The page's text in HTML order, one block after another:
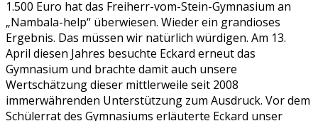
1.500 Euro hat das Freiherr-vom-Stein-Gymnasium an
„Nambala-help“ überwiesen. Wieder ein grandioses
Ergebnis. Das müssen wir natürlich würdigen. Am 13.
April diesen Jahres besuchte Eckard erneut das
Gymnasium und brachte damit auch unsere
Wertschätzung dieser mittlerweile seit 2008
immerwährenden Unterstützung zum Ausdruck. Vor dem
Schülerrat des Gymnasiums erläuterte Eckard unser